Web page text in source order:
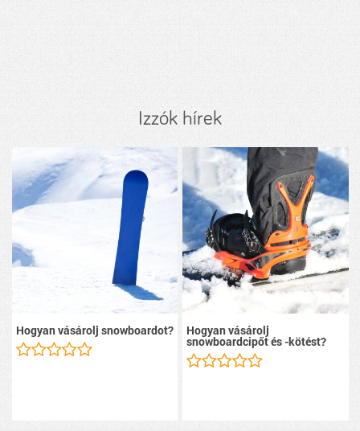
Izzók hírek
Hogyan vásárolj snowboardot? Hogyan vásárolj
snowboardcipőt és -kötést?